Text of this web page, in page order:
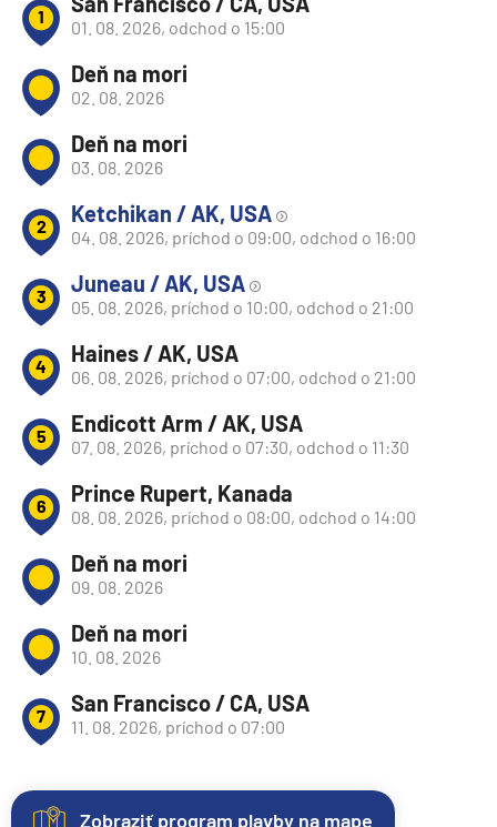
1
01. 08. 2026, odchod o 15:00
Deň na mori
02. 08. 2026
Deň na mori
03. 08. 2026
2 Ketchikan / AK, USA
04. 08. 2026, príchod o 09:00, odchod o 16:00
3 Juneau / AK, USA
05. 08. 2026, príchod o 10:00, odchod o 21:00
4 Haines / AK, USA
06. 08. 2026, príchod o 07:00, odchod o 21:00
5 Endicott Arm / AK, USA
07. 08. 2026, príchod o 07:30, odchod o 11:30
6 Prince Rupert, Kanada
08. 08. 2026, príchod o 08:00, odchod o 14:00
Deň na mori
09. 08. 2026
Deň na mori
10. 08. 2026
7 San Francisco / CA, USA
11. 08. 2026, príchod o 07:00
Zobraziť program plavby na mape